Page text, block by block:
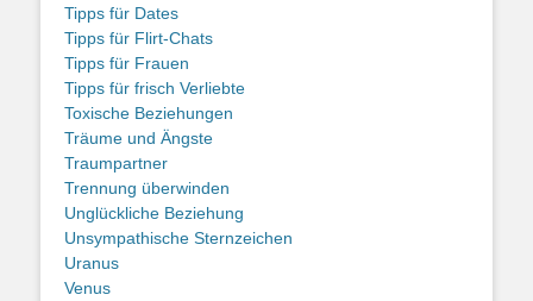
Tipps für Dates
Tipps für Flirt-Chats
Tipps für Frauen
Tipps für frisch Verliebte
Toxische Beziehungen
Träume und Ängste
Traumpartner
Trennung überwinden
Unglückliche Beziehung
Unsympathische Sternzeichen
Uranus
Venus